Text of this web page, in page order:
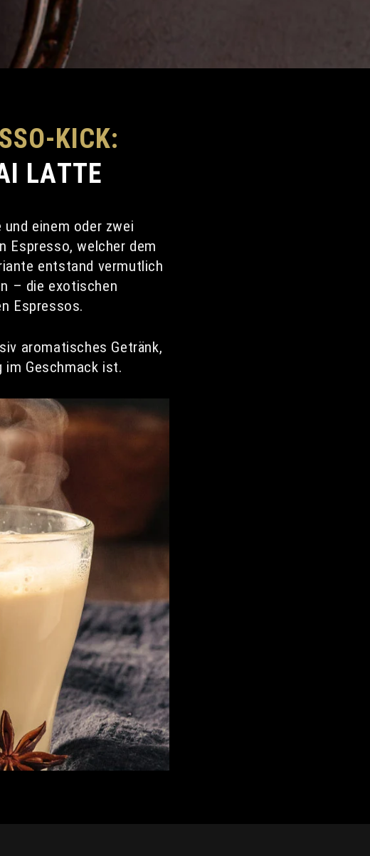
KICK:
LATTE
einem oder zwei
Espresso, welcher dem
entstand vermutlich
– die exotischen
Espressos.
aromatisches Getränk,
im Geschmack ist.